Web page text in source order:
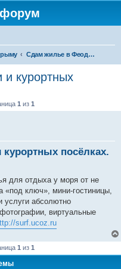
Сдам жилье в Феодосии - аренда жилья от хозяев
курортных
1 из 1
посёлках.
для отдыха у моря от не
«под ключ», мини-гостиницы,
услуги абсолютно
виртуальные
surf.ucoz.ru
1 из 1